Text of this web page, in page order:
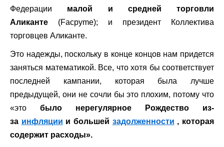
Федерации малой и средней торговли
Аликанте (Facpyme); и президент Коллектива
торговцев Аликанте.
Это надежды, поскольку в конце концов нам придется
заняться математикой. Все, что хотя бы соответствует
последней кампании, которая была лучше
предыдущей, они не сочли бы это плохим, потому что
«это было нерегулярное Рождество из-
за инфляции и большей задолженности , которая
содержит расходы».